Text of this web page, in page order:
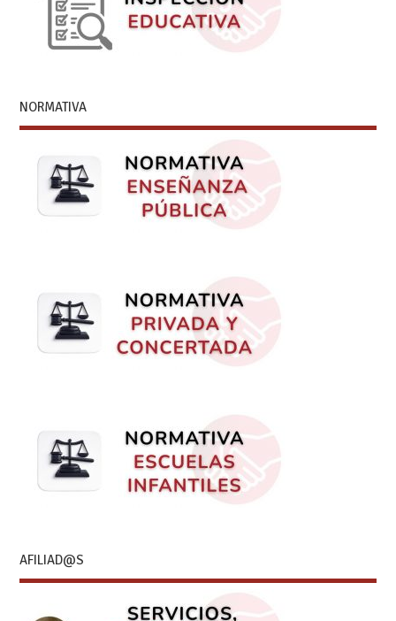
NORMATIVA
AFILIAD@S